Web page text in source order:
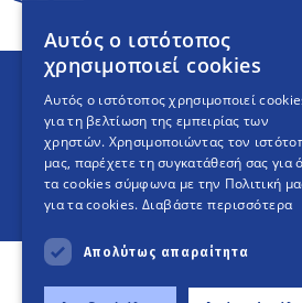
Αυτός ο ιστότοπος
χρησιμοποιεί cookies
Αυτός ο ιστότοπος χρησιμοποιεί
για τη βελτίωση της εμπειρίας των
χρηστών. Χρησιμοποιώντας τον
μας, παρέχετε τη συγκατάθεσή σας για
τα cookies σύμφωνα με την Πολιτική
για τα cookies. Διαβάστε περισσότερα
Απολύτως απαραίτητα